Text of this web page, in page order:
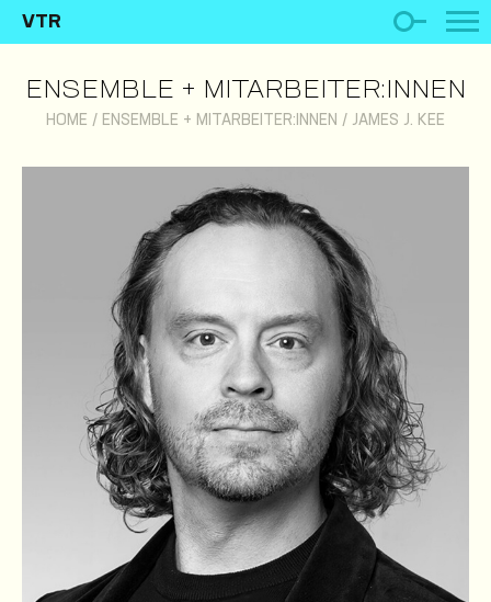
VTR
ENSEMBLE + MITARBEITER:INNEN
HOME / ENSEMBLE + MITARBEITER:INNEN / JAMES J. KEE